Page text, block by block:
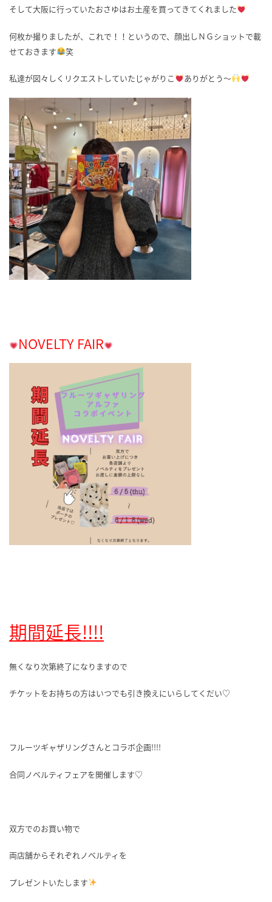
そして大阪に行っていたおさゆはお土産を買ってきてくれました
何枚か撮りましたが、これで！！というので、顔出しＮＧショットで載
せておきます
笑
私達が図々しくリクエストしていたじゃがりこ ありがとう～
NOVELTY FAIR
期間延長!!!!
無くなり次第終了になりますので
チケットをお持ちの方はいつでも引き換えにいらしてくだい♡
フルーツギャザリングさんとコラボ企画!!!!
合同ノベルティフェアを開催します♡
双方でのお買い物で
両店舗からそれぞれノベルティを
プレゼントいたします